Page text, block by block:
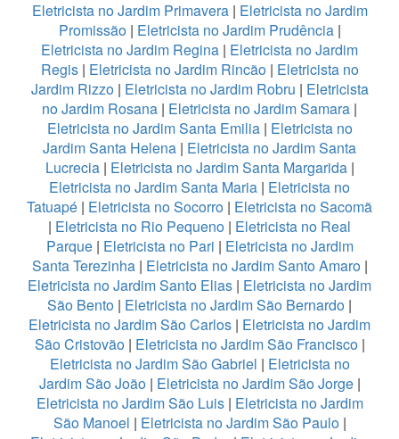
Eletricista no Jardim Primavera| Eletricista no Jardim
Promissão| Eletricista no Jardim Prudência|
Eletricista no Jardim Regina | Eletricista no Jardim
Regis| Eletricista no Jardim Rincão| Eletricista no
Jardim Rizzo| Eletricista no Jardim Robru | Eletricista
no Jardim Rosana | Eletricista no Jardim Samara |
Eletricista no Jardim Santa Emilia| Eletricista no
Jardim Santa Helena | Eletricista no Jardim Santa
Lucrecia| Eletricista no Jardim Santa Margarida|
Eletricista no Jardim Santa Maria | Eletricista no
Tatuapé | Eletricista no Socorro | Eletricista no Sacomã
| Eletricista no Rio Pequeno | Eletricista no Real
Parque| Eletricista no Pari | Eletricista no Jardim
Santa Terezinha| Eletricista no Jardim Santo Amaro|
Eletricista no Jardim Santo Elias | Eletricista no Jardim
São Bento | Eletricista no Jardim São Bernardo |
Eletricista no Jardim São Carlos | Eletricista no Jardim
São Cristovão| Eletricista no Jardim São Francisco|
Eletricista no Jardim São Gabriel | Eletricista no
Jardim São João| Eletricista no Jardim São Jorge|
Eletricista no Jardim São Luis| Eletricista no Jardim
São Manoel | Eletricista no Jardim São Paulo|